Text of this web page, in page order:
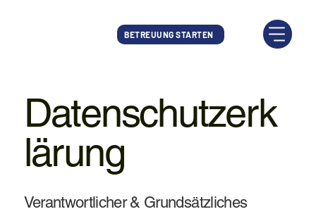
BETREUUNG STARTEN
Datenschutzerk
lärung
Verantwortlicher & Grundsätzliches